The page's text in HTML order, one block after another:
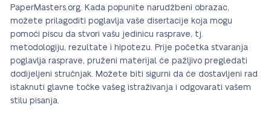
PaperMasters.org. Kada popunite narudžbeni obrazac,
možete prilagoditi poglavlja vaše disertacije koja mogu
pomoći piscu da stvori vašu jedinicu rasprave, tj.
metodologiju, rezultate i hipotezu. Prije početka stvaranja
poglavlja rasprave, pruženi materijal će pažljivo pregledati
dodijeljeni stručnjak. Možete biti sigurni da će dostavljeni rad
istaknuti glavne točke vašeg istraživanja i odgovarati vašem
stilu pisanja.